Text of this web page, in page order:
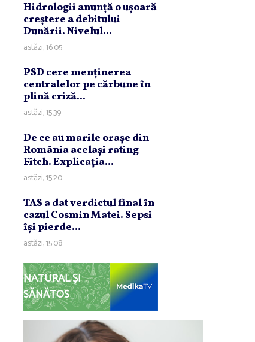
Hidrologii anunţă o uşoară
creştere a debitului
Dunării. Nivelul...
astăzi, 16:05
PSD cere menţinerea
centralelor pe cărbune în
plină criză...
astăzi, 15:39
De ce au marile oraşe din
România acelaşi rating
Fitch. Explicaţia...
astăzi, 15:20
TAS a dat verdictul final în
cazul Cosmin Matei. Sepsi
îşi pierde...
astăzi, 15:08
NATURAL ȘI
SĂNĂTOS